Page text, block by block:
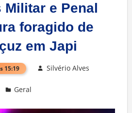
Militar e Penal
foragido de
em Japi
15:19 Silvério Alves
Geral